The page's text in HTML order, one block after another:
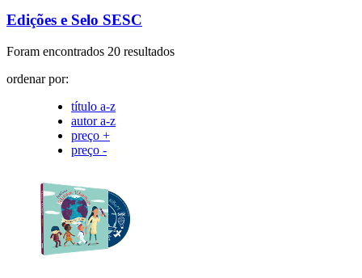
Edições e Selo SESC
Foram encontrados 20 resultados
ordenar por:
título a-z
autor a-z
preço +
preço -